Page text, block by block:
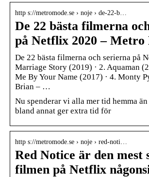
http s://metromode.se › noje › de-22-b…
De 22 bästa filmerna
på Netflix 2020 – Metro
De 22 bästa filmerna och serierna på
Marriage Story (2019) · 2. Aquaman
Me By Your Name (2017) · 4. Monty
Brian – …
Nu spenderar vi alla mer tid hemma
bland annat ger extra tid för
http s://metromode.se › noje › red-noti…
Red Notice är den mest
filmen på Netflix